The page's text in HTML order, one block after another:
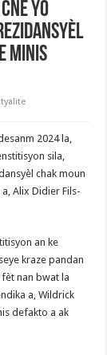
YO
MINIS
2024 la,
sila,
chak moun
Alix Didier Fils-
an ke
kraze pandan
nan bwat la
a, Wildrick
defakto a ak